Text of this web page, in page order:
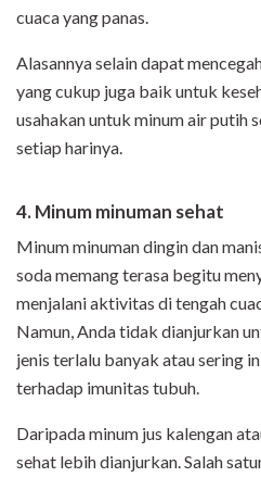
cuaca yang panas.
Alasannya selain dapat
yang cukup juga baik untuk
usahakan untuk minum air putih
setiap harinya.
4. Minum minuman sehat
Minum minuman dingin dan
soda memang terasa begitu
menjalani aktivitas di tengah
Namun, Anda tidak dianjurkan
jenis terlalu banyak atau sering
terhadap imunitas tubuh.
Daripada minum jus kalengan
sehat lebih dianjurkan. Salah